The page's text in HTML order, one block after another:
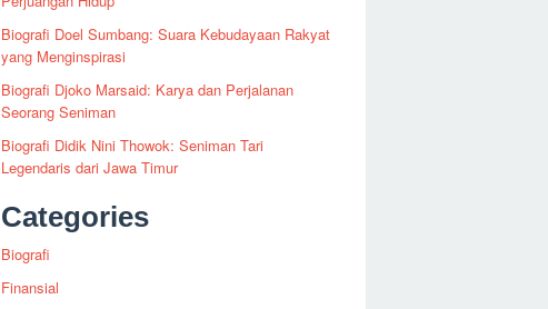
Biografi Doel Sumbang: Suara Kebudayaan Rakyat
yang Menginspirasi
Biografi Djoko Marsaid: Karya dan Perjalanan
Seorang Seniman
Biografi Didik Nini Thowok: Seniman Tari
Legendaris dari Jawa Timur
Categories
Biografi
Finansial